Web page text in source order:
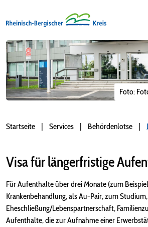
Foto:
Startseite Services Behördenlotse
Visa für längerfristige
Für Aufenthalte über drei Monate (zum
Krankenbehandlung, als Au-Pair, zum
Eheschließung/Lebenspartnerschaft,
Aufenthalte, die zur Aufnahme einer